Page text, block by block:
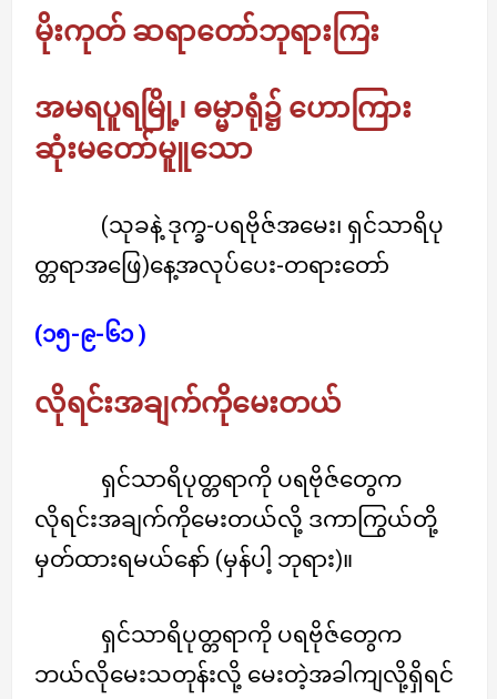
မိုးကုတ် ဆရာတော်ဘုရားကြး
အမရပူရမြို့၊ ဓမ္မာရုံ၌ ဟောကြား
ဆုံးမတော်မူူသော
(သုခနဲ့ ဒုက္ခ-ပရဗိုဇ်အမေး၊ ရှင်သာရိပု
တ္တရာအဖြေ)နေ့အလုပ်ပေး-တရားတော်
(၁၅-၉-၆၁ )
လိုရင်းအချက်ကိုမေးတယ်
ရှင်သာရိပုတ္တရာကို ပရဗိုဇ်တွေက
လိုရင်းအချက်ကိုမေးတယ်လို့ ဒကာကြွယ်တို့
မှတ်ထားရမယ်နော် (မှန်ပါ့ ဘုရား)။
ရှင်သာရိပုတ္တရာကို ပရဗိုဇ်တွေက
ဘယ်လိုမေးသတုန်းလို့ မေးတဲ့အခါကျလို့ရှိရင်